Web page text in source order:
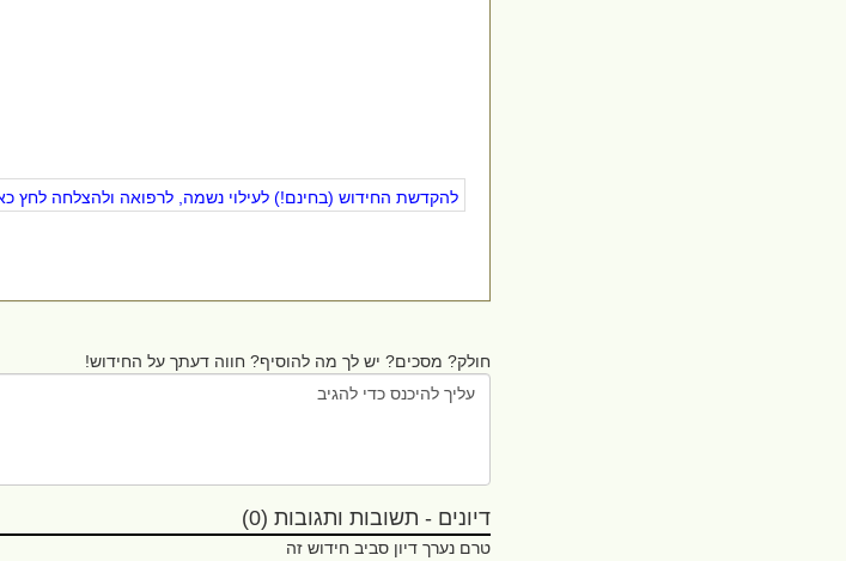
להקדשת החידוש (בחינם!) לעילוי נשמה, לרפואה ולהצלחה לחץ
חולק? מסכים? יש לך מה להוסיף? חווה דעתך על החידוש!
דיונים - תשובות ותגובות (0)
טרם נערך דיון סביב חידוש זה